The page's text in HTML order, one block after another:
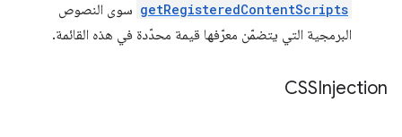
getRegisteredContentScripts سوى النصوص
البرمجية التي يتضمّن معرّفها قيمة محدّدة في هذه القائمة.
CSSInjection